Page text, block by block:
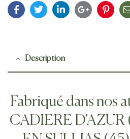
Facebook
TwitterLinkedinGoogle+
Description
Fabriqué dans nos
CADIERE